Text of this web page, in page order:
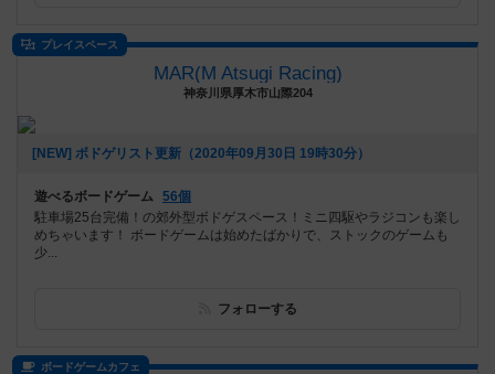
プレイスペース
MAR(M Atsugi Racing)
神奈川県厚木市山際204
[NEW] ボドゲリスト更新（2020年09月30日 19時30分）
遊べるボードゲーム 56個
駐車場25台完備！の郊外型ボドゲスペース！ミニ四駆やラジコンも楽し
めちゃいます！ ボードゲームは始めたばかりで、ストックのゲームも
少...
フォローする
ボードゲームカフェ